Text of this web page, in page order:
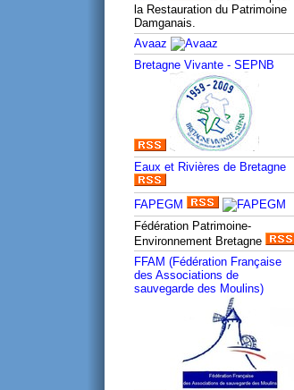
la Restauration du Patrimoine
Damganais.
Avaaz
Bretagne Vivante - SEPNB
Eaux et Rivières de Bretagne
FAPEGM
Fédération Patrimoine-
Environnement Bretagne
FFAM (Fédération Française
des Associations de
sauvegarde des Moulins)